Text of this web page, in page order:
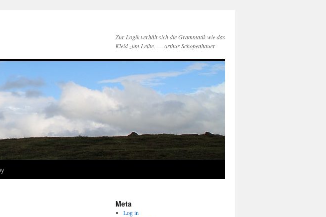
Zur Logik verhält sich die Grammatik wie das
Kleid zum Leibe. — Arthur Schopenhauer
Meta
Log in